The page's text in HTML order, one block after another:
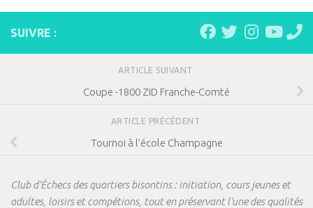
SUIVRE :
ARTICLE SUIVANT
Coupe -1800 ZID Franche-Comté
ARTICLE PRÉCÉDENT
Tournoi à l’école Champagne
Club d'Échecs des quartiers bisontins : initiation, cours jeunes et
adultes, loisirs et compétions, tout en préservant l'une des qualités